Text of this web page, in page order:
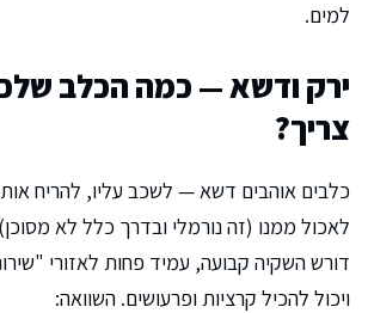
למים.
ירק ודשא — כמה הכלב
צריך?
כלבים אוהבים דשא — לשכב עליו, להריח
לאכול ממנו (זה נורמלי ובדרך כלל לא
דורש השקיה קבועה, עמיד פחות לאזורי
ויכול להכיל קרציות ופרעושים. השוואה: